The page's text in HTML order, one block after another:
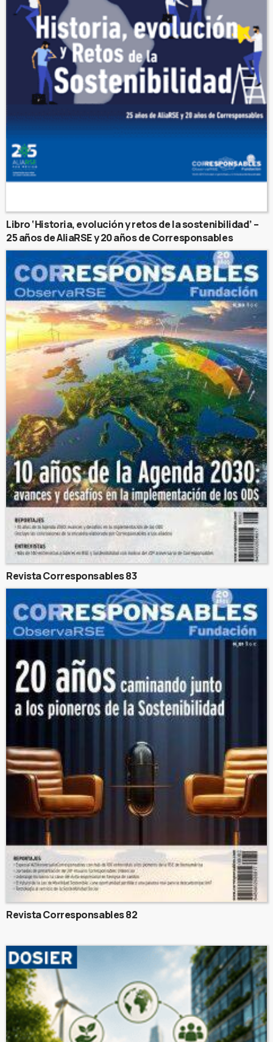
Libro ‘Historia, evolución y retos de la sostenibilidad’ –
25 años de AliaRSE y 20 años de Corresponsables
Revista Corresponsables 83
Revista Corresponsables 82